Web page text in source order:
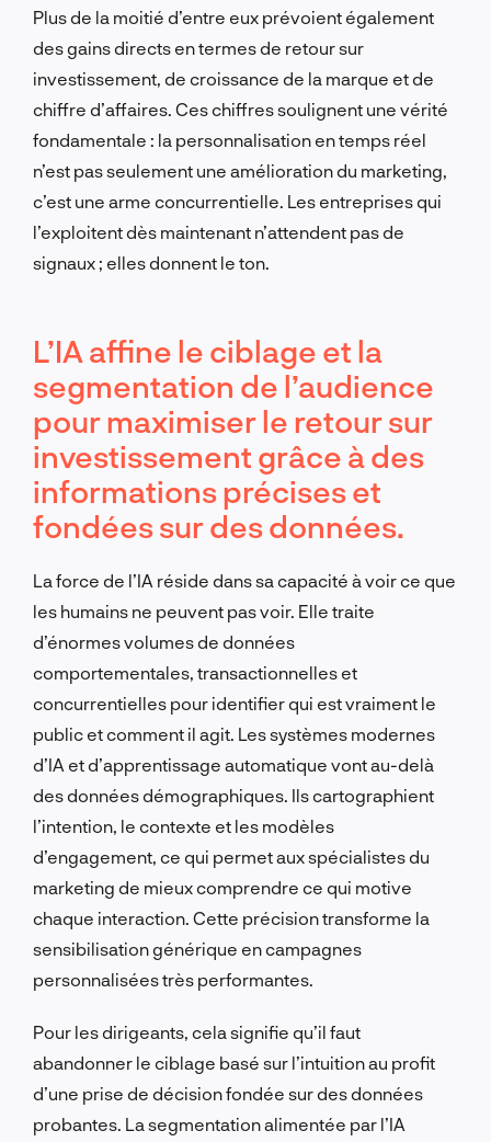
Plus de la moitié d’entre eux prévoient également
des gains directs en termes de retour sur
investissement, de croissance de la marque et de
chiffre d’affaires. Ces chiffres soulignent une vérité
fondamentale : la personnalisation en temps réel
n’est pas seulement une amélioration du marketing,
c’est une arme concurrentielle. Les entreprises qui
l’exploitent dès maintenant n’attendent pas de
signaux ; elles donnent le ton.
L’IA affine le ciblage et la
segmentation de l’audience
pour maximiser le retour sur
investissement grâce à des
informations précises et
fondées sur des données.
La force de l’IA réside dans sa capacité à voir ce que
les humains ne peuvent pas voir. Elle traite
d’énormes volumes de données
comportementales, transactionnelles et
concurrentielles pour identifier qui est vraiment le
public et comment il agit. Les systèmes modernes
d’IA et d’apprentissage automatique vont au-delà
des données démographiques. Ils cartographient
l’intention, le contexte et les modèles
d’engagement, ce qui permet aux spécialistes du
marketing de mieux comprendre ce qui motive
chaque interaction. Cette précision transforme la
sensibilisation générique en campagnes
personnalisées très performantes.
Pour les dirigeants, cela signifie qu’il faut
abandonner le ciblage basé sur l’intuition au profit
d’une prise de décision fondée sur des données
probantes. La segmentation alimentée par l’IA